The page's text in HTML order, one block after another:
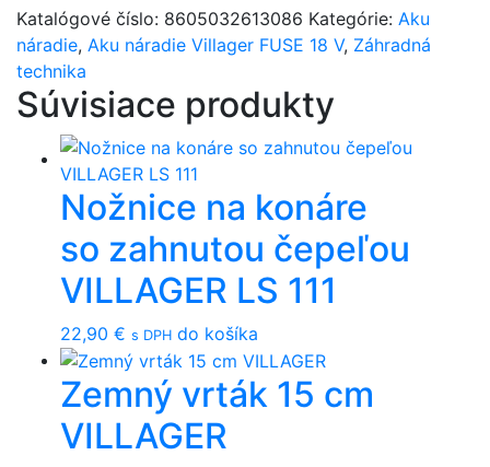
Katalógové číslo: 8605032613086 Kategórie: Aku
náradie, Aku náradie Villager FUSE 18 V, Záhradná
technika
Súvisiace produkty
Nožnice na konáre
so zahnutou čepeľou
VILLAGER LS 111
22,90 € s DPH do košíka
Zemný vrták 15 cm
VILLAGER